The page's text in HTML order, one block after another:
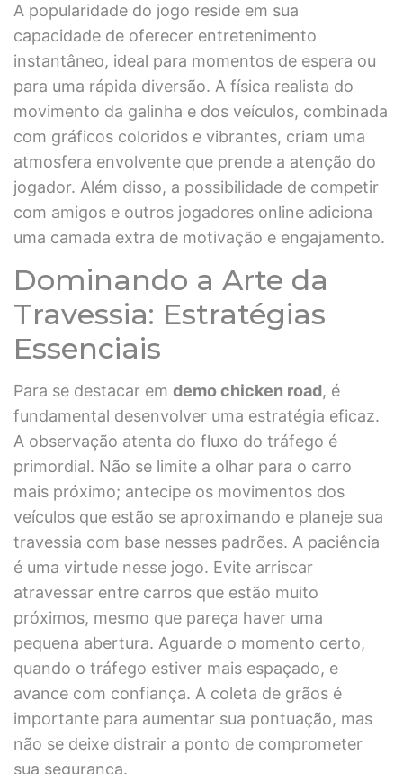
A popularidade do jogo reside em sua
capacidade de oferecer entretenimento
instantâneo, ideal para momentos de espera ou
para uma rápida diversão. A física realista do
movimento da galinha e dos veículos, combinada
com gráficos coloridos e vibrantes, criam uma
atmosfera envolvente que prende a atenção do
jogador. Além disso, a possibilidade de competir
com amigos e outros jogadores online adiciona
uma camada extra de motivação e engajamento.
Dominando a Arte da
Travessia: Estratégias
Essenciais
Para se destacar em demo chicken road, é
fundamental desenvolver uma estratégia eficaz.
A observação atenta do fluxo do tráfego é
primordial. Não se limite a olhar para o carro
mais próximo; antecipe os movimentos dos
veículos que estão se aproximando e planeje sua
travessia com base nesses padrões. A paciência
é uma virtude nesse jogo. Evite arriscar
atravessar entre carros que estão muito
próximos, mesmo que pareça haver uma
pequena abertura. Aguarde o momento certo,
quando o tráfego estiver mais espaçado, e
avance com confiança. A coleta de grãos é
importante para aumentar sua pontuação, mas
não se deixe distrair a ponto de comprometer
sua segurança.